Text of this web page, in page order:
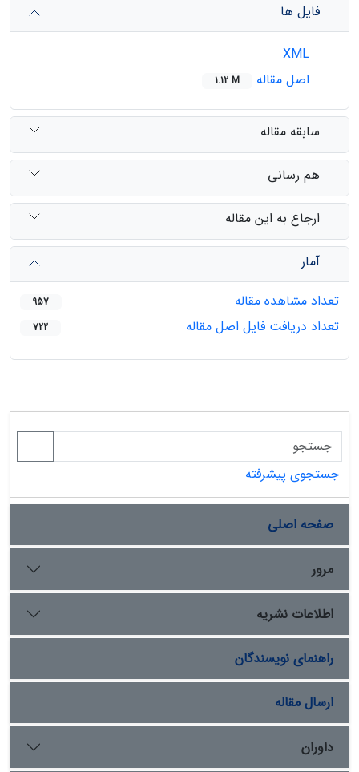
فایل ها
اصل مقاله
1.12 M
سابقه مقاله
هم رسانی
ارجاع به این مقاله
آمار
تعداد مشاهده مقاله
957
تعداد دریافت فایل اصل مقاله 722
جستجوی پیشرفته
صفحه اصلی
مرور
اطلاعات نشریه
راهنمای نویسندگان
ارسال مقاله
داوران